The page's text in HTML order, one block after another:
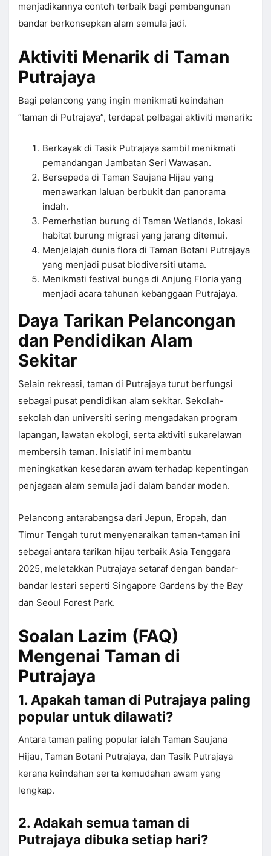
menjadikannya contoh terbaik bagi pembangunan
bandar berkonsepkan alam semula jadi.
Aktiviti Menarik di Taman
Putrajaya
Bagi pelancong yang ingin menikmati keindahan
“taman di Putrajaya”, terdapat pelbagai aktiviti menarik:
Berkayak di Tasik Putrajaya sambil menikmati
pemandangan Jambatan Seri Wawasan.
Bersepeda di Taman Saujana Hijau yang
menawarkan laluan berbukit dan panorama
indah.
Pemerhatian burung di Taman Wetlands, lokasi
habitat burung migrasi yang jarang ditemui.
Menjelajah dunia flora di Taman Botani Putrajaya
yang menjadi pusat biodiversiti utama.
Menikmati festival bunga di Anjung Floria yang
menjadi acara tahunan kebanggaan Putrajaya.
Daya Tarikan Pelancongan
dan Pendidikan Alam
Sekitar
Selain rekreasi, taman di Putrajaya turut berfungsi
sebagai pusat pendidikan alam sekitar. Sekolah-
sekolah dan universiti sering mengadakan program
lapangan, lawatan ekologi, serta aktiviti sukarelawan
membersih taman. Inisiatif ini membantu
meningkatkan kesedaran awam terhadap kepentingan
penjagaan alam semula jadi dalam bandar moden.
Pelancong antarabangsa dari Jepun, Eropah, dan
Timur Tengah turut menyenaraikan taman-taman ini
sebagai antara tarikan hijau terbaik Asia Tenggara
2025, meletakkan Putrajaya setaraf dengan bandar-
bandar lestari seperti Singapore Gardens by the Bay
dan Seoul Forest Park.
Soalan Lazim (FAQ)
Mengenai Taman di
Putrajaya
1. Apakah taman di Putrajaya paling
popular untuk dilawati?
Antara taman paling popular ialah Taman Saujana
Hijau, Taman Botani Putrajaya, dan Tasik Putrajaya
kerana keindahan serta kemudahan awam yang
lengkap.
2. Adakah semua taman di
Putrajaya dibuka setiap hari?